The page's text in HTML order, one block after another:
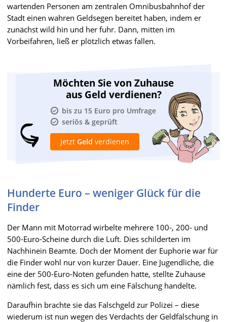
wartenden Personen am zentralen Omnibusbahnhof der
Stadt einen wahren Geldsegen bereitet haben, indem er
zunächst wild hin und her fuhr. Dann, mitten im
Vorbeifahren, ließ er plötzlich etwas fallen.
Möchten Sie von Zuhause
aus Geld verdienen?
bis zu 15 Euro pro Umfrage
seriös & geprüft
Jetzt Geld verdienen
Hunderte Euro – weniger Glück für die
Finder
Der Mann mit Motorrad wirbelte mehrere 100-, 200- und
500-Euro-Scheine durch die Luft. Dies schilderten im
Nachhinein Beamte. Doch der Moment der Euphorie war für
die Finder wohl nur von kurzer Dauer. Eine Jugendliche, die
eine der 500-Euro-Noten gefunden hatte, stellte Zuhause
nämlich fest, dass es sich um eine Fälschung handelte.
Daraufhin brachte sie das Falschgeld zur Polizei – diese
wiederum ist nun wegen des Verdachts der Geldfälschung in